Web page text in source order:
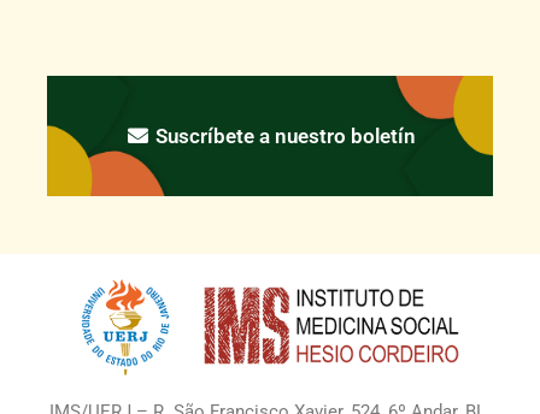
Suscríbete a nuestro boletín